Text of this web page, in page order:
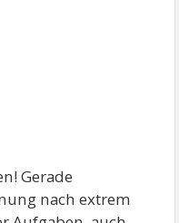
Gerade
nach extrem